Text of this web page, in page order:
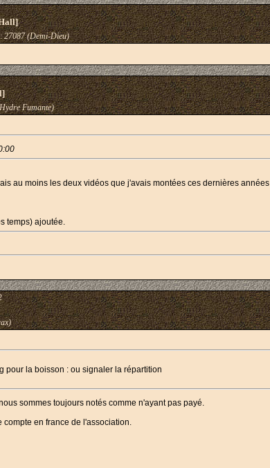
27087 (Demi-Dieu)
Fumante)
au moins les deux vidéos que j'avais montées ces dernières années
temps) ajoutée.
pour la boisson : ou signaler la répartition
sommes toujours notés comme n'ayant pas payé.
en france de l'association.